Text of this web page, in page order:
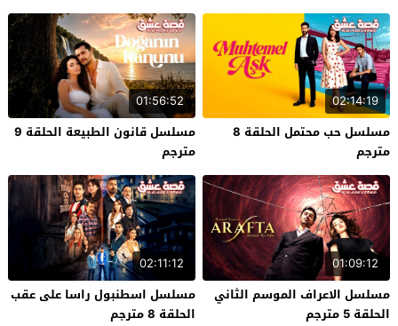
02:14:19
مسلسل حب محتمل الحلقة 8
مترجم
01:56:52
مسلسل قانون الطبيعة الحلقة 9
مترجم
01:09:12
مسلسل الاعراف الموسم الثاني
الحلقة 5 مترجم
02:11:12
مسلسل اسطنبول راسا على عقب
الحلقة 8 مترجم